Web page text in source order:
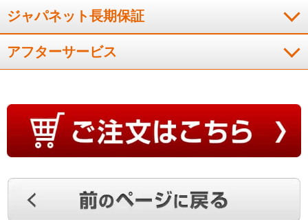
す。
※商品により、同一シリーズをご購入された方の声を含みます。
ジャパネット長期保証
アフターサービス